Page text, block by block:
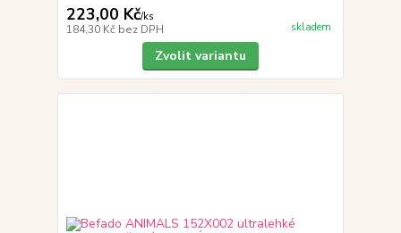
223,00 Kč/ks
184,30 Kč bez DPH skladem
Zvolit variantu